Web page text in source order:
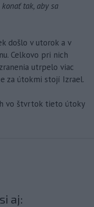
tak, aby sa
došlo v utorok a v
Celkovo pri nich
utrpelo viac
za útokmi stojí Izrael.
vo štvrtok tieto útoky
aj: